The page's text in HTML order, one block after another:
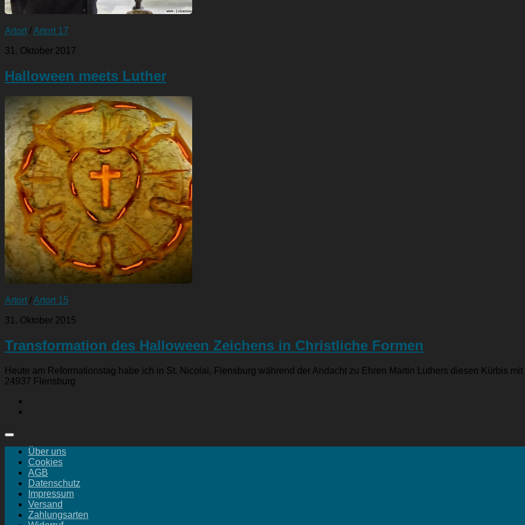
Artort /Artort 17
31. Oktober 2017
Halloween meets Luther
Artort /Artort 15
31. Oktober 2015
Transformation des Halloween Zeichens in Christliche Formen
Heute am Reformationstag habe ich in St. Nicolai, Flensburg während der Andacht zu Ehren Martin Luthers diesen Kürbis
24937 Flensburg
Über uns
Cookies
AGB
Datenschutz
Impressum
Versand
Zahlungsarten